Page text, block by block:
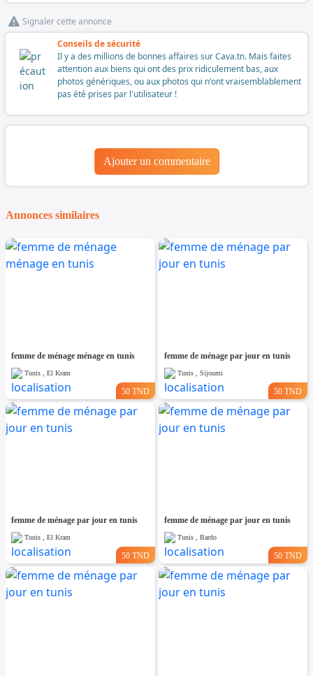
Signaler cette annonce
Conseils de sécurité
Il y a des millions de bonnes affaires sur Cava.tn. Mais faites
attention aux biens qui ont des prix ridiculement bas, aux
photos génériques, ou aux photos qui n'ont vraisemblablement
pas été prises par l'utilisateur !
Ajouter un commentaire
Annonces similaires
femme de ménage ménage en tunis
Tunis , El Kram
50 TND
femme de ménage par jour en tunis
Tunis , Sijoumi
50 TND
femme de ménage par jour en tunis
Tunis , El Kram
50 TND
femme de ménage par jour en tunis
Tunis , Bardo
50 TND